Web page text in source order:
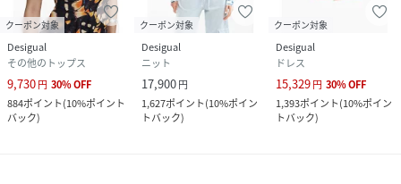
クーポン対象
Desigual
その他のトップス
9,730円 30%OFF
884ポイント(10%ポイント
バック)
クーポン対象
Desigual
ニット
17,900円
1,627ポイント(10%ポイン
トバック)
クーポン対象
Desigual
ドレス
15,329円 30%OFF
1,393ポイント(10%ポイン
トバック)